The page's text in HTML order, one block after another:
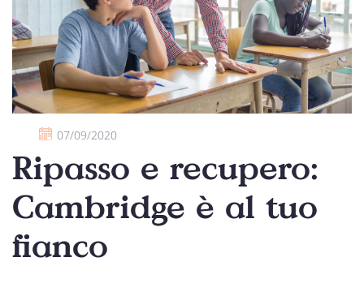
07/09/2020
Ripasso e recupero:
Cambridge è al tuo
fianco